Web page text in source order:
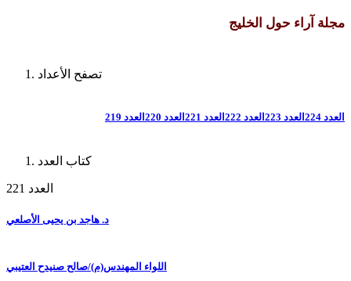
مجلة آراء حول الخليج
تصفح الأعداد
العدد 224 العدد 223 العدد 222 العدد 221 العدد 220 العدد 219
كتاب العدد
العدد 221
د. هاجد بن يحيى الأصلعي
اللواء المهندس(م)/صالح صنيدح العتيبي